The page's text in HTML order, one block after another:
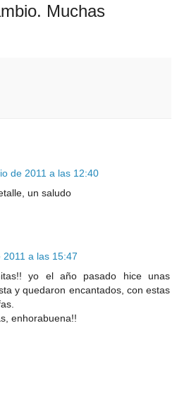
Muchas
de 2011 a las 12:40
un saludo
a las 15:47
yo el año pasado hice unas
y quedaron encantados, con estas
enhorabuena!!